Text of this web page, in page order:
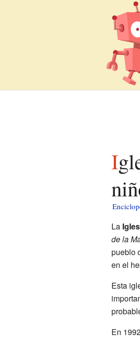
Iglesia de la Natividad de la Virgen (Durro) para
La
de la
pueblo
en el
Esta
En